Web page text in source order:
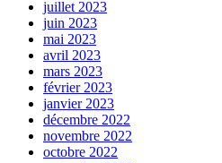
juillet 2023
juin 2023
mai 2023
avril 2023
mars 2023
février 2023
janvier 2023
décembre 2022
novembre 2022
octobre 2022